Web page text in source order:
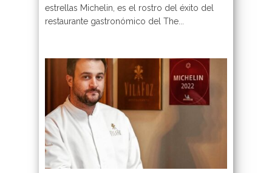
estrellas Michelin, es el rostro del éxito del
restaurante gastronómico del The...